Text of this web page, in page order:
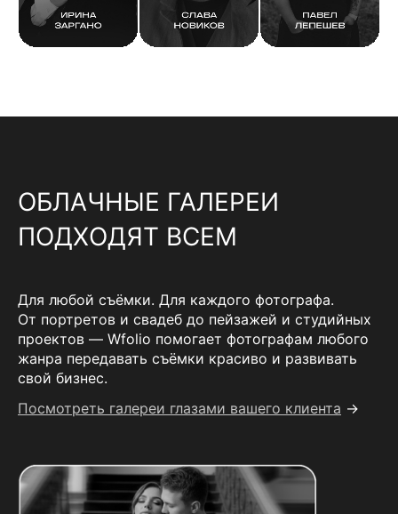
ОБЛАЧНЫЕ ГАЛЕРЕИ
ПОДХОДЯТ ВСЕМ
Для любой съёмки. Для каждого фотографа.
От портретов и свадеб до пейзажей и студийных
проектов — Wfolio помогает фотографам любого
жанра передавать съёмки красиво и развивать
свой бизнес.
Посмотреть галереи глазами вашего клиента →